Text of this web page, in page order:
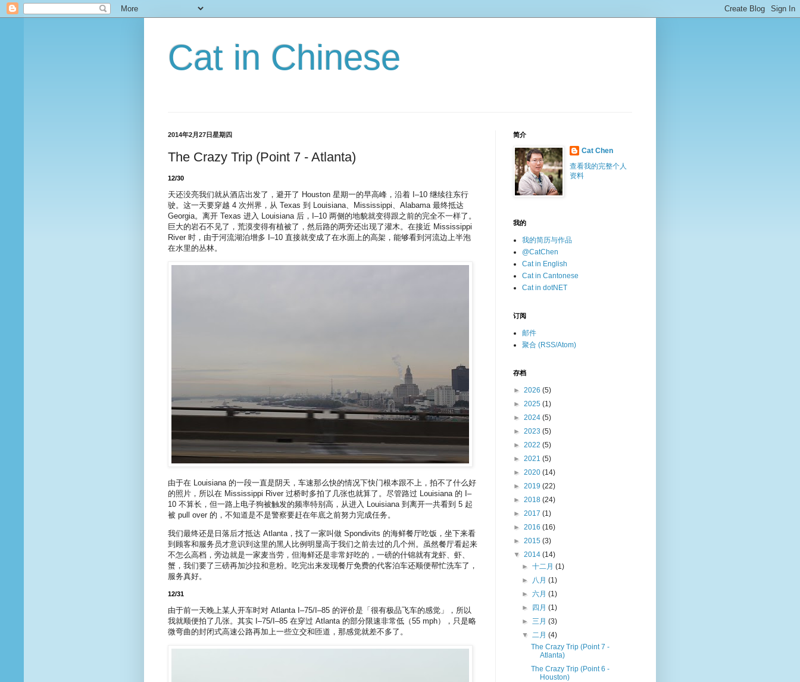
Cat in Chinese
2014年2月27日星期四
The Crazy Trip (Point 7 - Atlanta)
12/30
天还没亮我们就从酒店出发了，避开了 Houston 星期一的早高峰，沿着 I–10 继续往东行
驶。这一天要穿越 4 次州界，从 Texas 到 Louisiana、Mississippi、Alabama 最终抵达
Georgia。离开 Texas 进入 Louisiana 后，I–10 两侧的地貌就变得跟之前的完全不一样了。
巨大的岩石不见了，荒漠变得有植被了，然后路的两旁还出现了灌木。在接近 Mississippi
River 时，由于河流湖泊增多 I–10 直接就变成了在水面上的高架，能够看到河流边上半泡
在水里的丛林。
由于在 Louisiana 的一段一直是阴天，车速那么快的情况下快门根本跟不上，拍不了什么好
的照片，所以在 Mississippi River 过桥时多拍了几张也就算了。尽管路过 Louisiana 的 I–
10 不算长，但一路上电子狗被触发的频率特别高，从进入 Louisiana 到离开一共看到 5 起
被 pull over 的，不知道是不是警察要赶在年底之前努力完成任务。
我们最终还是日落后才抵达 Atlanta，找了一家叫做 Spondivits 的海鲜餐厅吃饭，坐下来看
到顾客和服务员才意识到这里的黑人比例明显高于我们之前去过的几个州。虽然餐厅看起来
不怎么高档，旁边就是一家麦当劳，但海鲜还是非常好吃的，一磅的什锦就有龙虾、虾、
蟹，我们要了三磅再加沙拉和意粉。吃完出来发现餐厅免费的代客泊车还顺便帮忙洗车了，
服务真好。
12/31
由于前一天晚上某人开车时对 Atlanta I–75/I–85 的评价是「很有极品飞车的感觉」，所以
我就顺便拍了几张。其实 I–75/I–85 在穿过 Atlanta 的部分限速非常低（55 mph），只是略
微弯曲的封闭式高速公路再加上一些立交和匝道，那感觉就差不多了。
简介
Cat Chen
查看我的完整个人
资料
我的
我的简历与作品
@CatChen
Cat in English
Cat in Cantonese
Cat in dotNET
订阅
邮件
聚合 (RSS/Atom)
存档
► 2026 (5)
► 2025 (1)
► 2024 (5)
► 2023 (5)
► 2022 (5)
► 2021 (5)
► 2020 (14)
► 2019 (22)
► 2018 (24)
► 2017 (1)
► 2016 (16)
► 2015 (3)
▼ 2014 (14)
►十二月(1)
► 八月(1)
►六月(1)
►
四月(1)
►三月(3)
▼二月(4)
The Crazy Trip (Point 7 -
Atlanta)
The Crazy Trip (Point 6 -
Houston)